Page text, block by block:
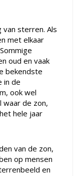
sterren. Als
met elkaar
oud en vaak
bekendste
in de
ook wel
waar de zon,
hele jaar
van de zon,
op mensen
en